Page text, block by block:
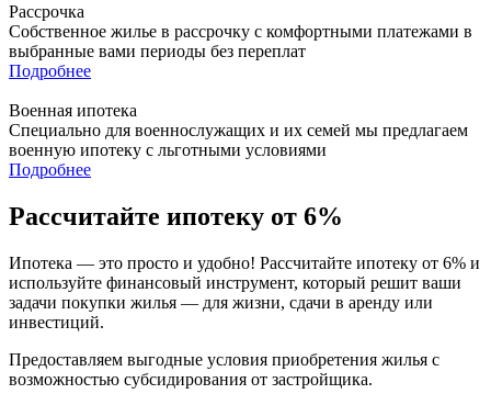
Рассрочка
Собственное жилье в рассрочку с комфортными платежами в
выбранные вами периоды без переплат
Подробнее
Военная ипотека
Специально для военнослужащих и их семей мы предлагаем
военную ипотеку с льготными условиями
Подробнее
Рассчитайте ипотеку от 6%
Ипотека — это просто и удобно! Рассчитайте ипотеку от 6% и
используйте финансовый инструмент, который решит ваши
задачи покупки жилья — для жизни, сдачи в аренду или
инвестиций.
Предоставляем выгодные условия приобретения жилья с
возможностью субсидирования от застройщика.